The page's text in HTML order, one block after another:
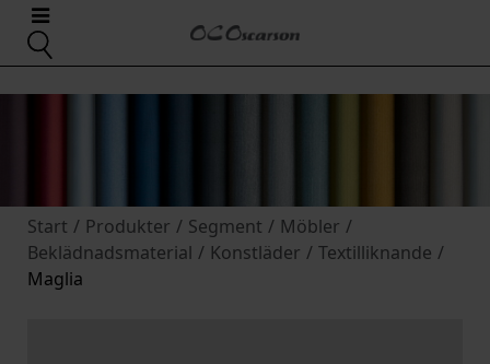
Start / Produkter / Segment / Möbler /
Beklädnadsmaterial / Konstläder / Textilliknande /
Maglia